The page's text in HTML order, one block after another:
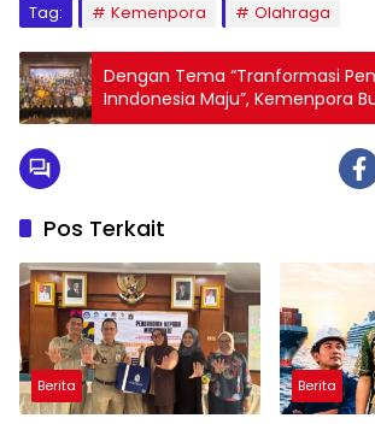
Tag: Kemenpora Olahraga
Dengan Tema “Tranformasi
Inndonesia Maju”, Kemenpora
Talenta Muda
Pos Terkait
Berita Berita